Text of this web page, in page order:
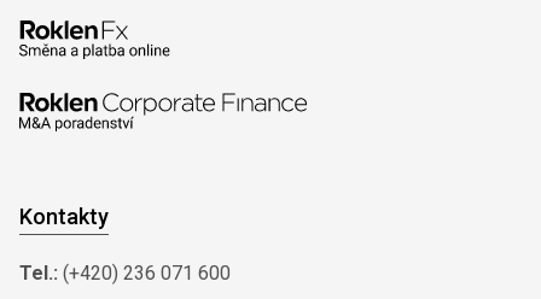
Kontakty
Tel.: (+420) 236 071 600